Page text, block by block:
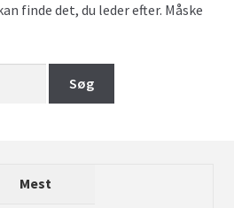
Udfold
finde det, du leder efter. Måske
Mest